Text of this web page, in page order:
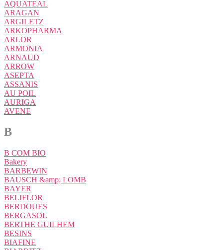
AQUATEAL
ARAGAN
ARGILETZ
ARKOPHARMA
ARLOR
ARMONIA
ARNAUD
ARROW
ASEPTA
ASSANIS
AU POIL
AURIGA
AVENE
B
B COM BIO
Bakery
BARBEWIN
BAUSCH &amp; LOMB
BAYER
BELIFLOR
BERDOUES
BERGASOL
BERTHE GUILHEM
BESINS
BIAFINE